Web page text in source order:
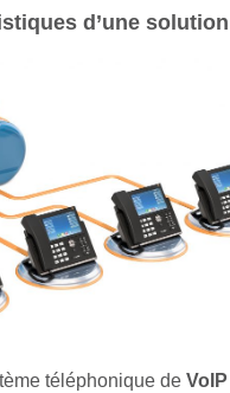
d’une
téléphonique deVoIP